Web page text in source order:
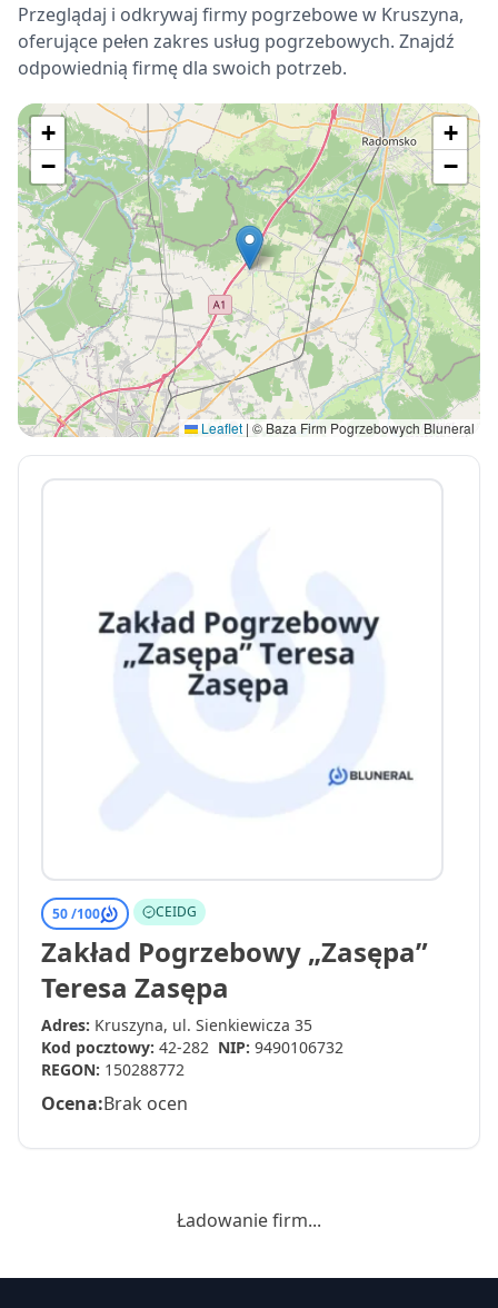
Przeglądaj i odkrywaj firmy pogrzebowe w Kruszyna,
oferujące pełen zakres usług pogrzebowych. Znajdź
odpowiednią firmę dla swoich potrzeb.
+
−
+
−
Leaflet | © Baza Firm Pogrzebowych Bluneral
50 /100 CEIDG
Zakład Pogrzebowy „Zasępa”
Teresa Zasępa
Adres: Kruszyna, ul. Sienkiewicza 35
Kod pocztowy: 42-282 NIP: 9490106732
REGON: 150288772
Ocena:Brak ocen
Ładowanie firm...